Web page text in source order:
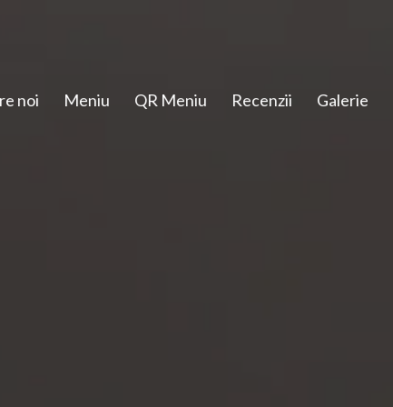
noi Meniu QR Meniu Recenzii Galerie